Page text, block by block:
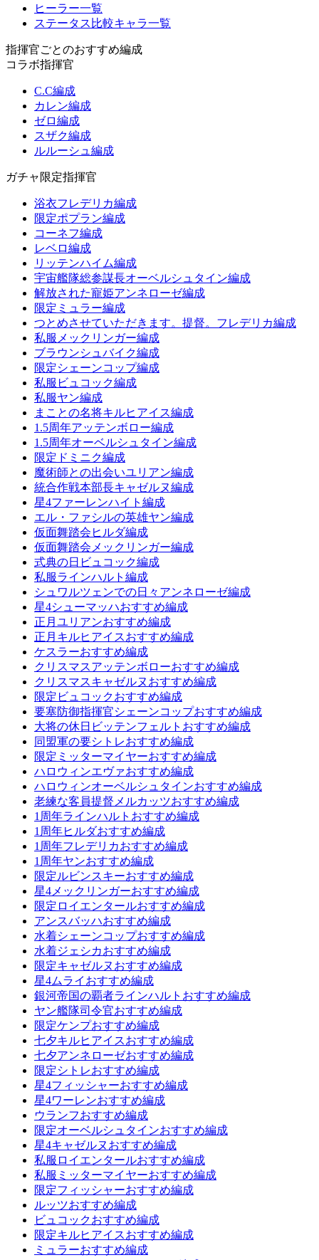
ヒーラー一覧
ステータス比較キャラ一覧
指揮官ごとのおすすめ編成
コラボ指揮官
C.C編成
カレン編成
ゼロ編成
スザク編成
ルルーシュ編成
ガチャ限定指揮官
浴衣フレデリカ編成
限定ポプラン編成
コーネフ編成
レベロ編成
リッテンハイム編成
宇宙艦隊総参謀長オーベルシュタイン編成
解放された寵姫アンネローゼ編成
限定ミュラー編成
つとめさせていただきます。提督。フレデリカ編成
私服メックリンガー編成
ブラウンシュバイク編成
限定シェーンコップ編成
私服ビュコック編成
私服ヤン編成
まことの名将キルヒアイス編成
1.5周年アッテンボロー編成
1.5周年オーベルシュタイン編成
限定ドミニク編成
魔術師との出会いユリアン編成
統合作戦本部長キャゼルヌ編成
星4ファーレンハイト編成
エル・ファシルの英雄ヤン編成
仮面舞踏会ヒルダ編成
仮面舞踏会メックリンガー編成
式典の日ビュコック編成
私服ラインハルト編成
シュワルツェンでの日々アンネローゼ編成
星4シューマッハおすすめ編成
正月ユリアンおすすめ編成
正月キルヒアイスおすすめ編成
ケスラーおすすめ編成
クリスマスアッテンボローおすすめ編成
クリスマスキャゼルヌおすすめ編成
限定ビュコックおすすめ編成
要塞防御指揮官シェーンコップおすすめ編成
大将の休日ビッテンフェルトおすすめ編成
同盟軍の要シトレおすすめ編成
限定ミッターマイヤーおすすめ編成
ハロウィンエヴァおすすめ編成
ハロウィンオーベルシュタインおすすめ編成
老練な客員提督メルカッツおすすめ編成
1周年ラインハルトおすすめ編成
1周年ヒルダおすすめ編成
1周年フレデリカおすすめ編成
1周年ヤンおすすめ編成
限定ルビンスキーおすすめ編成
星4メックリンガーおすすめ編成
限定ロイエンタールおすすめ編成
アンスバッハおすすめ編成
水着シェーンコップおすすめ編成
水着ジェシカおすすめ編成
限定キャゼルヌおすすめ編成
星4ムライおすすめ編成
銀河帝国の覇者ラインハルトおすすめ編成
ヤン艦隊司令官おすすめ編成
限定ケンプおすすめ編成
七夕キルヒアイスおすすめ編成
七夕アンネローゼおすすめ編成
限定シトレおすすめ編成
星4フィッシャーおすすめ編成
星4ワーレンおすすめ編成
ウランフおすすめ編成
限定オーベルシュタインおすすめ編成
星4キャゼルヌおすすめ編成
私服ロイエンタールおすすめ編成
私服ミッターマイヤーおすすめ編成
限定フィッシャーおすすめ編成
ルッツおすすめ編成
ビュコックおすすめ編成
限定キルヒアイスおすすめ編成
ミュラーおすすめ編成